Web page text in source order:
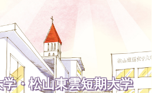
・松山東雲短期大学